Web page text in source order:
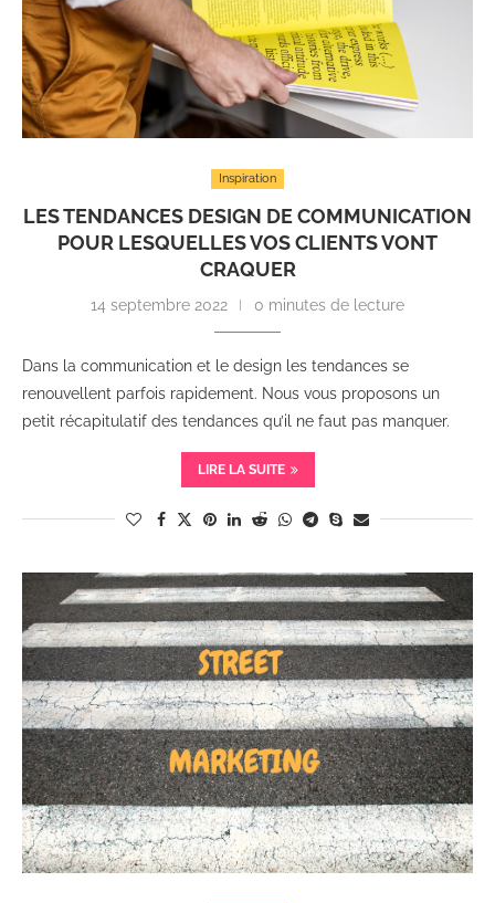
Inspiration
LES TENDANCES DESIGN DE COMMUNICATION
POUR LESQUELLES VOS CLIENTS VONT
CRAQUER
14 septembre 2022 0 minutes de lecture
Dans la communication et le design les tendances se
renouvellent parfois rapidement. Nous vous proposons un
petit récapitulatif des tendances qu’il ne faut pas manquer.
LIRE LA SUITE